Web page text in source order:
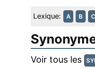
Lexique: A B C
Voir tous les